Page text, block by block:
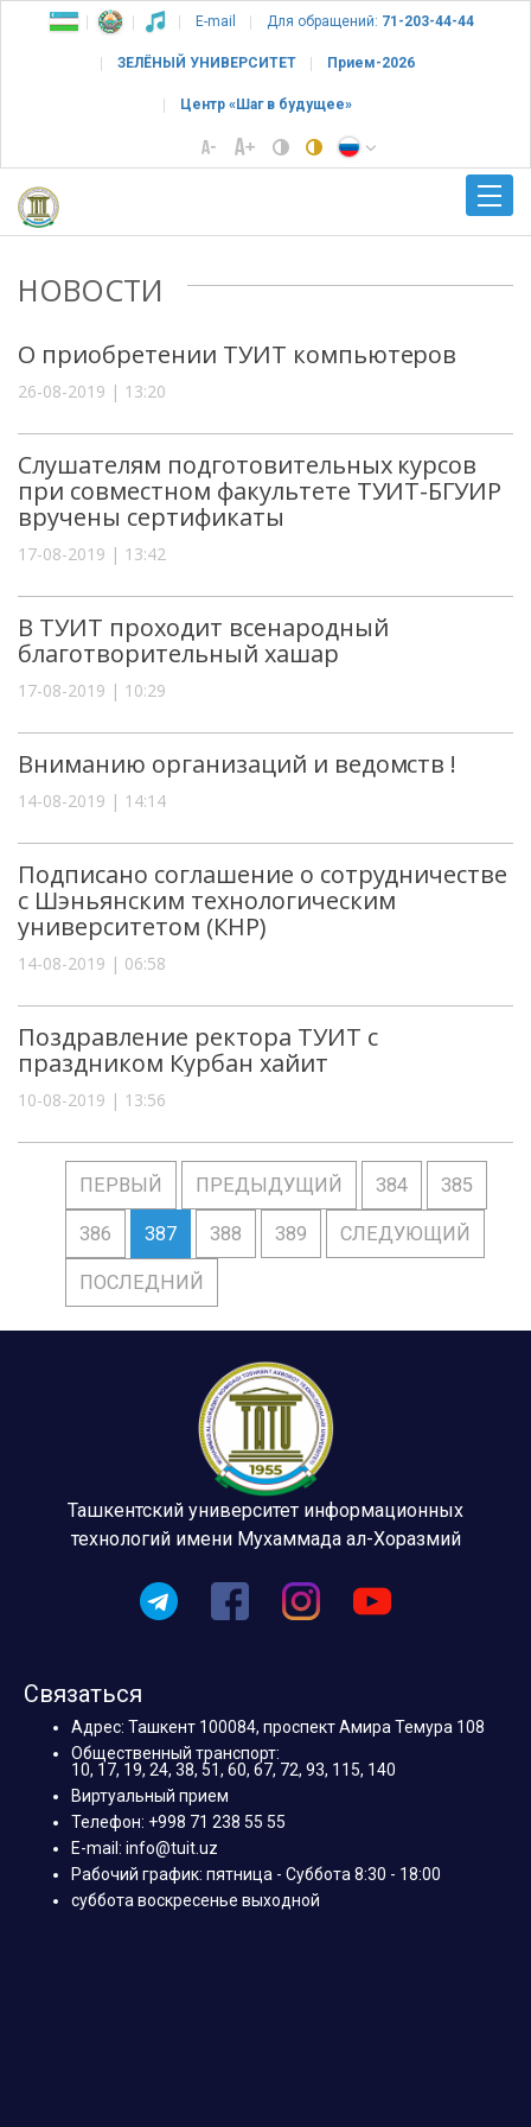
E-mail Для обращений: 71-203-44-44
ЗЕЛЁНЫЙ УНИВЕРСИТЕТ Прием-2026
Центр «Шаг в будущее»
НОВОСТИ
О приобретении ТУИТ компьютеров
26-08-2019 | 13:20
Слушателям подготовительных курсов
при совместном факультете ТУИТ-БГУИР
вручены сертификаты
17-08-2019 | 13:42
В ТУИТ проходит всенародный
благотворительный хашар
17-08-2019 | 10:29
Вниманию организаций и ведомств !
14-08-2019 | 14:14
Подписано соглашение о сотрудничестве
с Шэньянским технологическим
университетом (КНР)
14-08-2019 | 06:58
Поздравление ректора ТУИТ с
праздником Курбан хайит
10-08-2019 | 13:56
ПЕРВЫЙ ПРЕДЫДУЩИЙ 384 385
386 387 388 389 СЛЕДУЮЩИЙ
ПОСЛЕДНИЙ
Ташкентский университет информационных
технологий имени Мухаммада ал-Хоразмий
Связаться
Адрес: Ташкент 100084, проспект Амира Темура 108
Общественный транспорт:
10, 17, 19, 24, 38, 51, 60, 67, 72, 93, 115, 140
Виртуальный прием
Телефон: +998 71 238 55 55
E-mail: info@tuit.uz
Рабочий график: пятница - Суббота 8:30 - 18:00
суббота воскресенье выходной